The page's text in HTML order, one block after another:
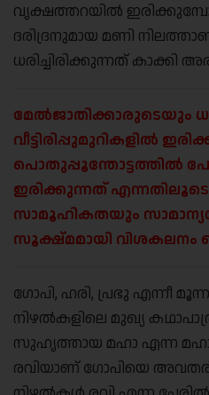
വൃക്ഷത്തറയില്‍
ദരിദ്രനുമായ മണി
ധരിച്ചിരിക്കുന്നത് കാക്കി
മേല്‍ജാതിക്കാരുടെയും
വീട്ടിരിപ്പുമുറികളില്‍
പൊതുപ്പൂന്തോട്ടത്തില്‍
ഇരിക്കുന്നത്
സാമൂഹികതയും
സൂക്ഷ്മമായി വിശകലനം
ഗോപി, ഹരി, പ്രഭു എന്നീ
നിഴല്‍കളിലെ മുഖ്യ
സുഹൃത്തായ മഹാ എന്ന
രവിയാണ് ഗോപിയെ